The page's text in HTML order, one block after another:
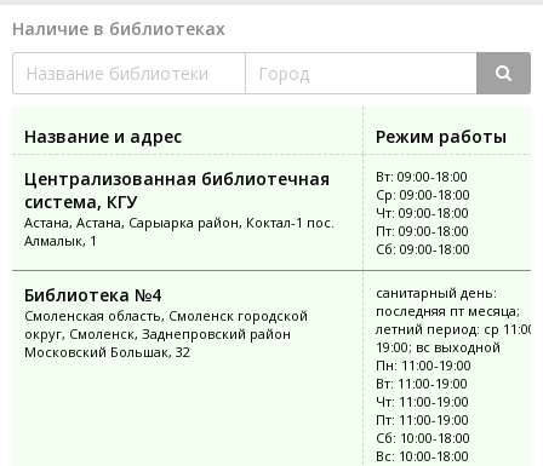
Наличие в библиотеках
Название и адрес
Режим работы
Централизованная библиотечная
система, КГУ
Астана, Астана, Сарыарка район, Коктал-1 пос.
Алмалык, 1
Вт: 09:00-18:00
Ср: 09:00-18:00
Чт: 09:00-18:00
Пт: 09:00-18:00
Сб: 09:00-18:00
Библиотека №4
Смоленская область, Смоленск городской
округ, Смоленск, Заднепровский район
Московский Большак, 32
санитарный день:
последняя пт месяца;
летний период: ср 11:00-
19:00; вс выходной
Пн: 11:00-19:00
Вт: 11:00-19:00
Чт: 11:00-19:00
Пт: 11:00-19:00
Сб: 10:00-18:00
Вс: 10:00-18:00